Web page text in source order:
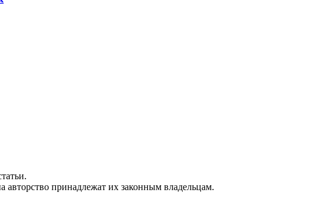
авторство принадлежат их законным владельцам.